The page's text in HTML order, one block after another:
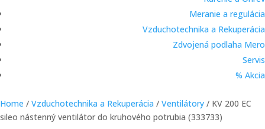
Meranie a regulácia
Vzduchotechnika a Rekuperácia
Zdvojená podlaha Mero
Servis
% Akcia
Home / Vzduchotechnika a Rekuperácia / Ventilátory / KV 200 EC
sileo nástenný ventilátor do kruhového potrubia (333733)